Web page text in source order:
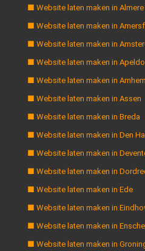
■ Website laten maken in Almere
■ Website laten maken in
■ Website laten maken in
■ Website laten maken in
■ Website laten maken in Arnhem
■ Website laten maken in Assen
■ Website laten maken in Breda
■ Website laten maken in Den
■ Website laten maken in
■ Website laten maken in
■ Website laten maken in Ede
■ Website laten maken in
■ Website laten maken in
■ Website laten maken in